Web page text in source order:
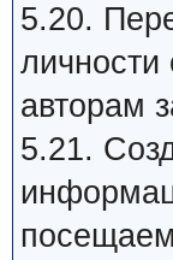
5.20.
авторам
5.21.